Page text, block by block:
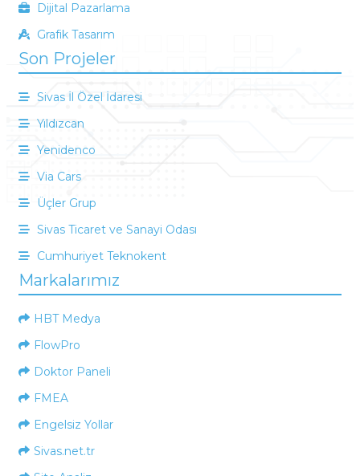
Dijital Pazarlama
Grafik Tasarım
Son Projeler
Sivas İl Özel İdaresi
Yıldızcan
Yenidenco
Via Cars
Üçler Grup
Sivas Ticaret ve Sanayi Odası
Cumhuriyet Teknokent
Markalarımız
HBT Medya
FlowPro
Doktor Paneli
FMEA
Engelsiz Yollar
Sivas.net.tr